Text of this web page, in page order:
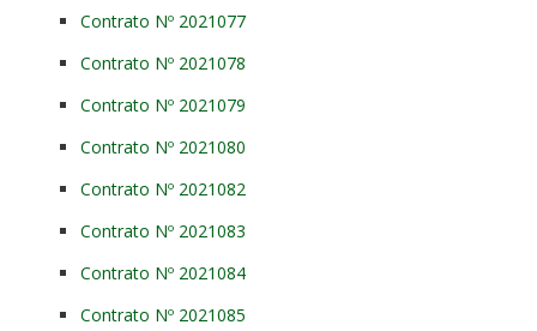
Contrato Nº 2021077
Contrato Nº 2021078
Contrato Nº 2021079
Contrato Nº 2021080
Contrato Nº 2021082
Contrato Nº 2021083
Contrato Nº 2021084
Contrato Nº 2021085